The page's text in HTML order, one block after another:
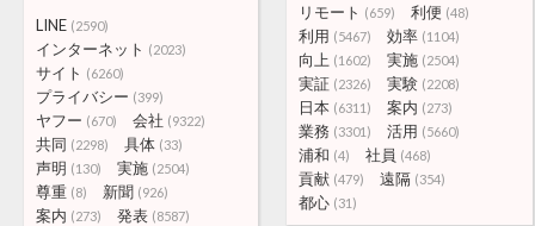
リモート (659) 利便 (48)
利用 (5467) 効率 (1104)
向上 (1602) 実施 (2504)
実証 (2326) 実験 (2208)
日本 (6311) 案内 (273)
業務 (3301) 活用 (5660)
浦和 (4) 社員 (468)
貢献 (479) 遠隔 (354)
都心 (31)
LINE (2590)
インターネット (2023)
サイト (6260)
プライバシー (399)
ヤフー (670) 会社 (9322)
共同 (2298) 具体 (33)
声明 (130) 実施 (2504)
尊重 (8) 新聞 (926)
案内 (273) 発表 (8587)